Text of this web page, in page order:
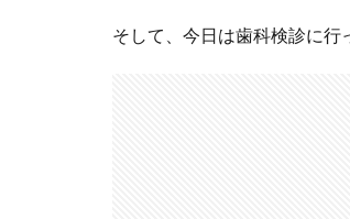
そして、今日は歯科検診に行